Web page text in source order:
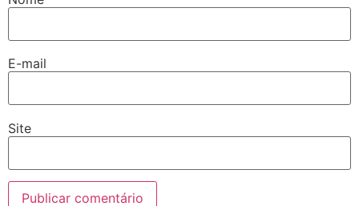
E-mail
Site